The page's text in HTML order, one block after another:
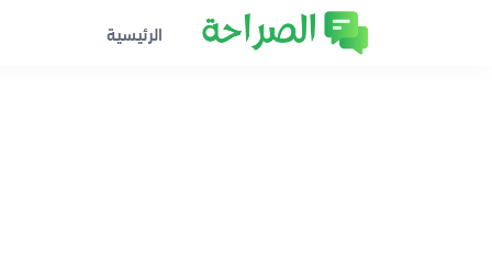
الرئيسية